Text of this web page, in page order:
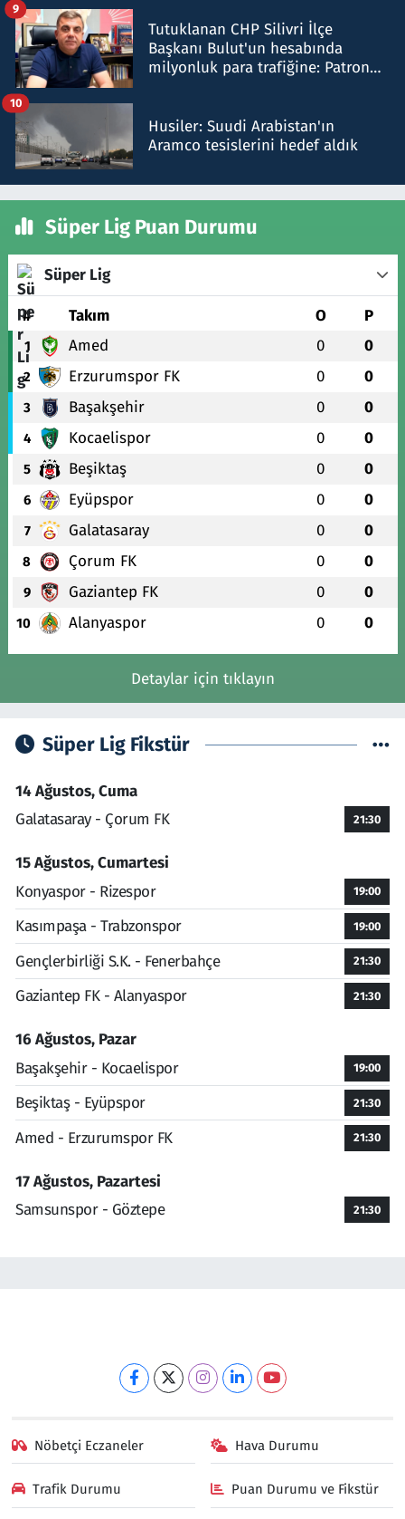
Tutuklanan CHP Silivri İlçe
Başkanı Bulut'un hesabında
milyonluk para trafiğine: Patron
9
Husiler: Suudi Arabistan'ın
Aramco tesislerini hedef aldık
10
Süper Lig Puan Durumu
Süper Lig
# Takım O P
1 Amed 0 0
2 Erzurumspor FK 0 0
3 Başakşehir 0 0
4 Kocaelispor 0 0
5 Beşiktaş 0 0
6 Eyüpspor 0 0
7 Galatasaray 0 0
8 Çorum FK 0 0
9 Gaziantep FK 0 0
10 Alanyaspor 0 0
Detaylar için tıklayın
Süper Lig Fikstür
14 Ağustos, Cuma
Galatasaray - Çorum FK
21:30
15 Ağustos, Cumartesi
Konyaspor - Rizespor
19:00
Kasımpaşa - Trabzonspor 19:00
Gençlerbirliği S.K. - Fenerbahçe 21:30
Gaziantep FK - Alanyaspor 21:30
16 Ağustos, Pazar
Başakşehir - Kocaelispor
19:00
Beşiktaş - Eyüpspor 21:30
Amed - Erzurumspor FK 21:30
17 Ağustos, Pazartesi
Samsunspor - Göztepe
21:30
Nöbetçi Eczaneler Hava Durumu
Trafik Durumu Puan Durumu ve Fikstür